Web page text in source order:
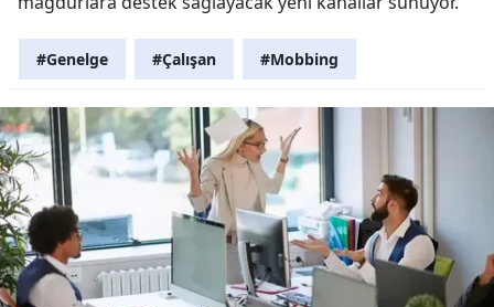
#Genelge #Çalışan #Mobbing